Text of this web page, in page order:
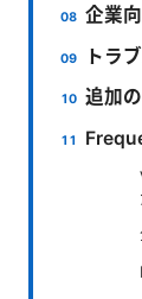
企業
トラ
追加